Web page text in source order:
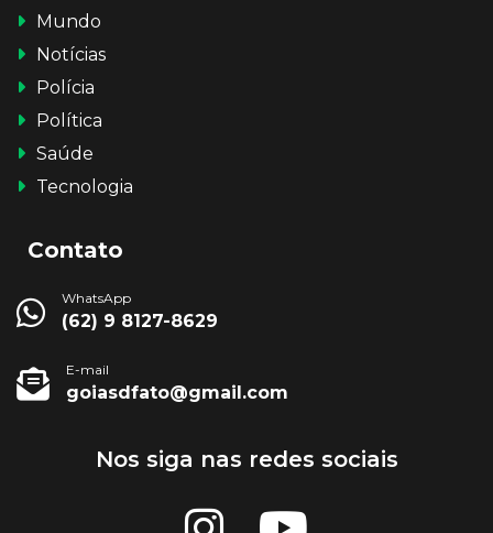
Mundo
Notícias
Polícia
Política
Saúde
Tecnologia
Contato
WhatsApp
(62) 9 8127-8629
E-mail
goiasdfato@gmail.com
Nos siga nas redes sociais